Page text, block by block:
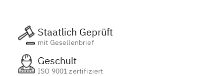
Staatlich Geprüft
mit Gesellenbrief
Geschult
ISO 9001 zertifiziert